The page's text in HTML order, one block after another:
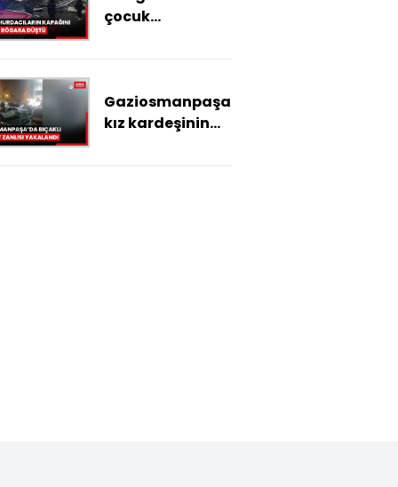
çocuk
kapağını çaldığı
Gaziosmanpaşa'da
kız kardeşinin
gördüğü kişiyi